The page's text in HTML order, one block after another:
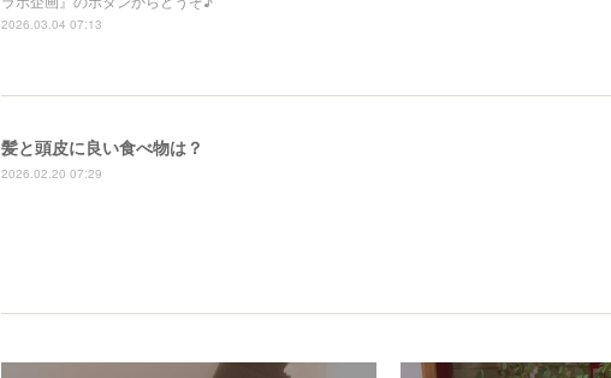
2026.03.04 07:13
髪と頭皮に良い食べ物は？
2026.02.20 07:29